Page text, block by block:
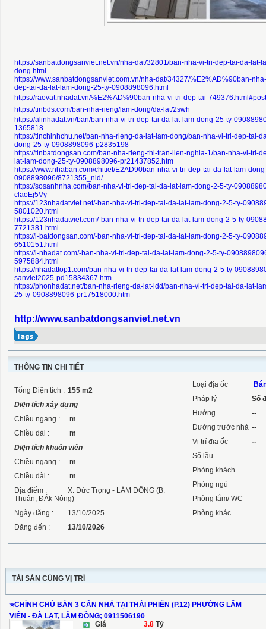
https://sanbatdongsanviet.net.vn/nha-dat/32801/ban-nha-vi-tri-dep-tai-da-lat-
dong.html
https://www.sanbatdongsanviet.com.vn/nha-dat/34327/%E2%AD%90ban-
dep-tai-da-lat-lam-dong-25-ty-0908898096.html
https://raovat.nhadat.vn/%E2%AD%90ban-nha-vi-tri-dep-tai-
https://tinbds.com/ban-nha-rieng/lam-dong/da-lat/2swh
https://alinhadat.vn/ban/ban-nha-vi-tri-dep-tai-da-lat-lam-dong-25-ty-
1365818
https://tinchinhchu.net/ban-nha-rieng-da-lat-lam-dong/ban-nha-vi-tri-dep-tai-
dong-25-ty-0908898096-p2835198
https://tinbatdongsan.com/ban-nha-rieng-thi-tran-lien-nghia-1/ban-nha-vi-tri-
lat-lam-dong-25-ty-0908898096-pr21437852.htm
https://www.nhaban.com/chitiet/E2AD90ban-nha-vi-tri-dep-tai-da-lat-lam-
0908898096/8721355_nid/
https://sosanhnha.com/ban-nha-vi-tri-dep-tai-da-lat-lam-dong-2-5-ty-
claoEj5Vy
https://123nhadatviet.net/-ban-nha-vi-tri-dep-tai-da-lat-lam-dong-2-5-ty-
5801020.html
https://123nhadatviet.com/-ban-nha-vi-tri-dep-tai-da-lat-lam-dong-2-5-ty-
7721381.html
https://i-batdongsan.com/-ban-nha-vi-tri-dep-tai-da-lat-lam-dong-2-5-ty-
6510151.html
https://i-nhadat.com/-ban-nha-vi-tri-dep-tai-da-lat-lam-dong-2-5-ty-
5975884.html
https://nhadattop1.com/ban-nha-vi-tri-dep-tai-da-lat-lam-dong-2-5-ty-
sanviet2025-pd15834367.htm
https://phonhadat.net/ban-nha-rieng-da-lat-ldd/ban-nha-vi-tri-dep-tai-da-lat-
25-ty-0908898096-pr17518000.htm
http://www.sanbatdongsanviet.net.vn
THÔNG TIN CHI TIẾT
Tổng Diện tích : 155 m2
Diện tích xây dựng
Chiều ngang :
m
Chiều dài :
m
Diện tích khuôn viên
Chiều ngang :
m
Chiều dài :
m
Địa điểm :
X. Đức Trọng - LẦM ĐỒNG (B.
Thuận, ĐẮk Nông)
Ngày đăng :
13/10/2025
Đăng đến :
13/10/2026
Loại địa ốc
Pháp lý
Sổ
Hướng
--
Đường trước nhà --
Vị trí địa ốc
--
Số lầu
Phòng khách
Phòng ngủ
Phòng tắm/ WC
Phòng khác
TÀI SẢN CÙNG VỊ TRÍ
⭐️CHÍNH CHỦ BÁN 3 CĂN NHÀ TẠI THÁI PHIÊN (P.12) PHƯỜNG LÂM
VIÊN - ĐÀ LẠT, LÂM ĐỒNG; 0911506190
Giá 3.8 Tỷ